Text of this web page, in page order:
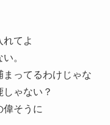
れてよ
。
ってるわけじゃな
ゃない？
偉そうに